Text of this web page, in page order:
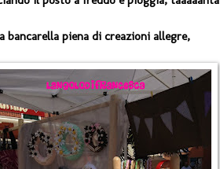
piena di creazioni allegre,